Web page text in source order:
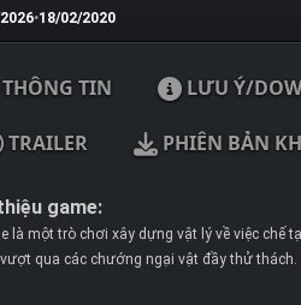
•18/02/2020
THÔNG TIN LƯU Ý/
TRAILER PHIÊN BẢN
game:
là một trò chơi xây dựng vật lý về việc chế
qua các chướng ngại vật đầy thử